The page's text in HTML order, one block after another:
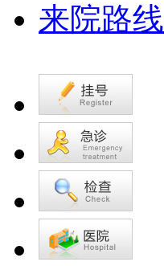
来院路线